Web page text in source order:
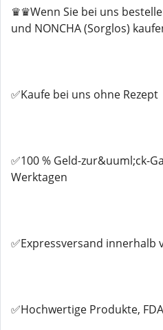
♛♛Wenn Sie bei uns
und NONCHA (Sorglos)
✅Kaufe bei uns ohne Rezept
✅100 % Geld-zur&uuml;ck-
Werktagen
✅Expressversand innerhalb
✅Hochwertige Produkte,